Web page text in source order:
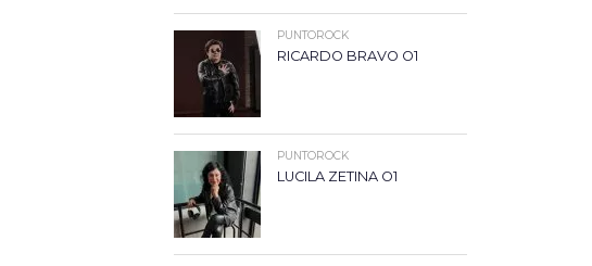
PUNTOROCK
RICARDO BRAVO O1
PUNTOROCK
LUCILA ZETINA O1